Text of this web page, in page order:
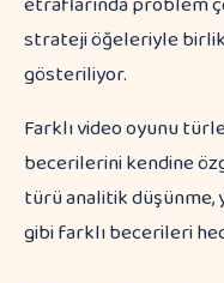
Farklı video oyunu
becerilerini kendine
türü analitik düşünme,
gibi farklı becerileri